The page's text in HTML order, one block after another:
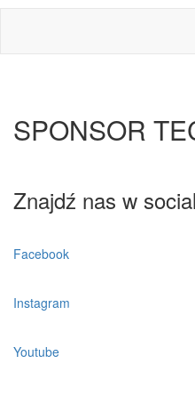
PARTNERZY
SPONSOR
Znajdź nas w
Facebook
Instagram
Youtube